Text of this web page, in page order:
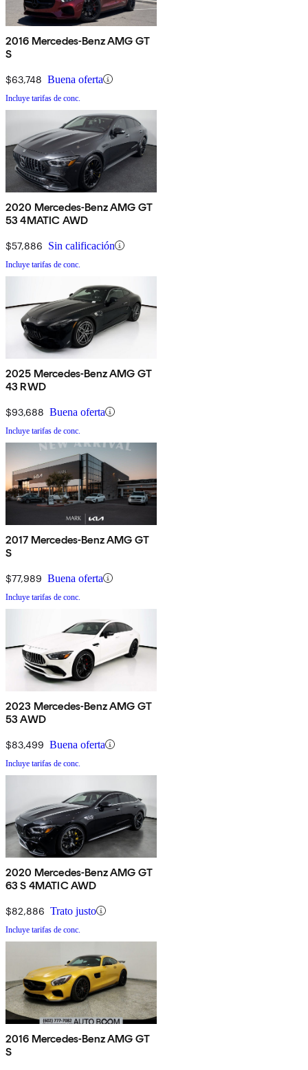
2016 Mercedes-Benz AMG GT
S
$63,748 Buena oferta
Incluye tarifas de conc.
2020 Mercedes-Benz AMG GT
53 4MATIC AWD
$57,886 Sin calificación
Incluye tarifas de conc.
2025 Mercedes-Benz AMG GT
43 RWD
$93,688 Buena oferta
Incluye tarifas de conc.
2017 Mercedes-Benz AMG GT
S
$77,989 Buena oferta
Incluye tarifas de conc.
2023 Mercedes-Benz AMG GT
53 AWD
$83,499 Buena oferta
Incluye tarifas de conc.
2020 Mercedes-Benz AMG GT
63 S 4MATIC AWD
$82,886 Trato justo
Incluye tarifas de conc.
2016 Mercedes-Benz AMG GT
S